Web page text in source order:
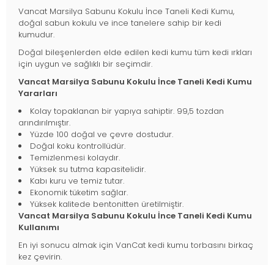
Vancat Marsilya Sabunu Kokulu İnce Taneli Kedi Kumu,
doğal sabun kokulu ve ince tanelere sahip bir kedi
kumudur.
Doğal bileşenlerden elde edilen kedi kumu tüm kedi ırkları
için uygun ve sağlıklı bir seçimdir.
Vancat Marsilya Sabunu Kokulu İnce Taneli Kedi Kumu
Yararları
Kolay topaklanan bir yapıya sahiptir. 99,5 tozdan
arındırılmıştır.
Yüzde 100 doğal ve çevre dostudur.
Doğal koku kontrollüdür.
Temizlenmesi kolaydır.
Yüksek su tutma kapasitelidir.
Kabı kuru ve temiz tutar.
Ekonomik tüketim sağlar.
Yüksek kalitede bentonitten üretilmiştir.
Vancat Marsilya Sabunu Kokulu İnce Taneli Kedi Kumu
Kullanımı
En iyi sonucu almak için VanCat kedi kumu torbasını birkaç
kez çevirin.